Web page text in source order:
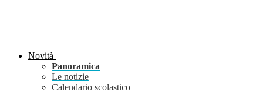
Novità
Panoramica
Le notizie
Calendario scolastico